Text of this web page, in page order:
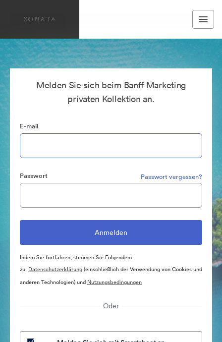
Melden Sie sich beim Banff Marketing
privaten Kollektion an.
E-mail
Passwort Passwort vergessen?
Indem Sie fortfahren, stimmen Sie Folgendem
zu: Datenschutzerklärung(einschließlich der Verwendung von Cookies und
anderen Technologien) und Nutzungsbedingungen
Oder